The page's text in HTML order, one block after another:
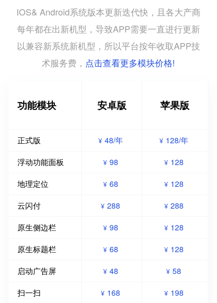
IOS& Android系统版本更新迭代快，且各大产商
每年都在出新机型，导致APP需要一直进行更新
以兼容新系统新机型，所以平台按年收取APP技
术服务费， 点击查看更多模块价格!
功能模块 安卓版 苹果版
正式版 ¥ 48/年 ¥ 128/年
浮动功能面板
¥ 98 ¥ 128
地理定位
¥ 68 ¥ 128
云闪付
¥ 288 ¥ 288
原生侧边栏
¥ 98 ¥ 128
原生标题栏
¥ 68 ¥ 128
启动广告屏
¥ 48 ¥ 58
扫一扫
¥ 168 ¥ 198